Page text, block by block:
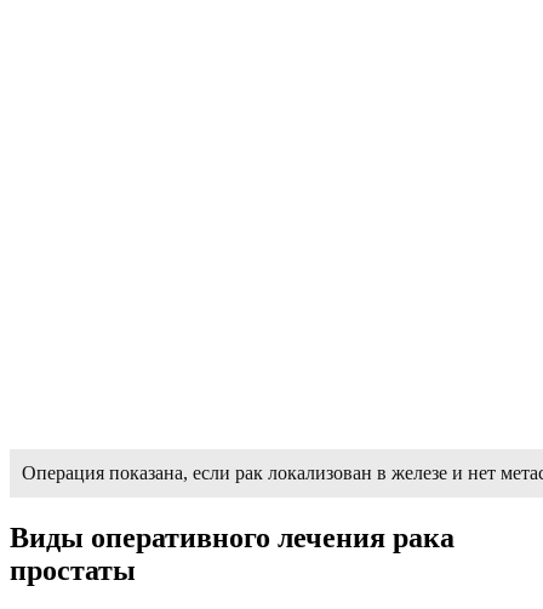
Операция показана, если рак локализован в железе и нет
Виды оперативного лечения рака
простаты